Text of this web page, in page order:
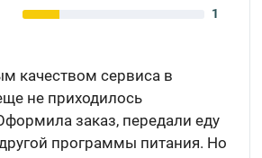
1
качеством сервиса в
не приходилось
заказ, передали еду
программы питания. Но